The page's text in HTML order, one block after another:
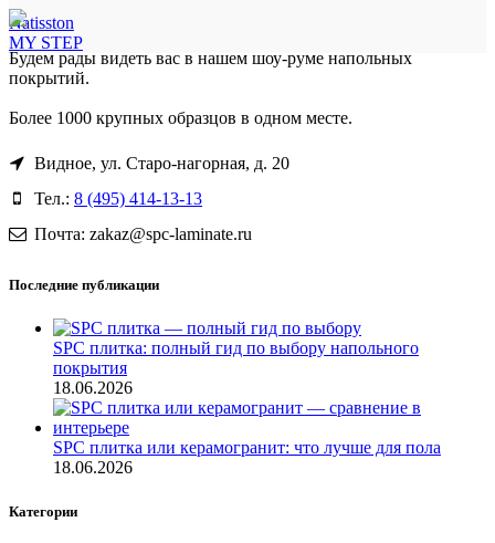
Natisston
MY STEP
Будем рады видеть вас в нашем шоу-руме напольных
покрытий.
Более 1000 крупных образцов в одном месте.
Видное, ул. Старо-нагорная, д. 20
Тел.: 8 (495) 414-13-13
Почта: zakaz@spc-laminate.ru
Последние публикации
SPC плитка: полный гид по выбору напольного
покрытия
18.06.2026
SPC плитка или керамогранит: что лучше для пола
18.06.2026
Категории